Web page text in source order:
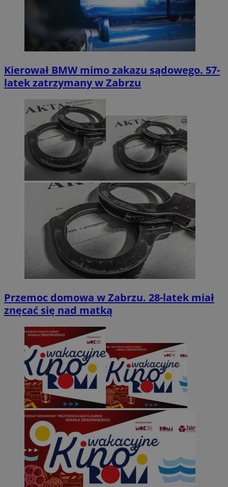
Kierował BMW mimo zakazu sądowego. 57-
latek zatrzymany w Zabrzu
Przemoc domowa w Zabrzu. 28-latek miał
znęcać się nad matką